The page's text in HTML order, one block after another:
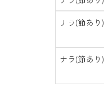
ナラ(節あり)
ナラ(節あり)